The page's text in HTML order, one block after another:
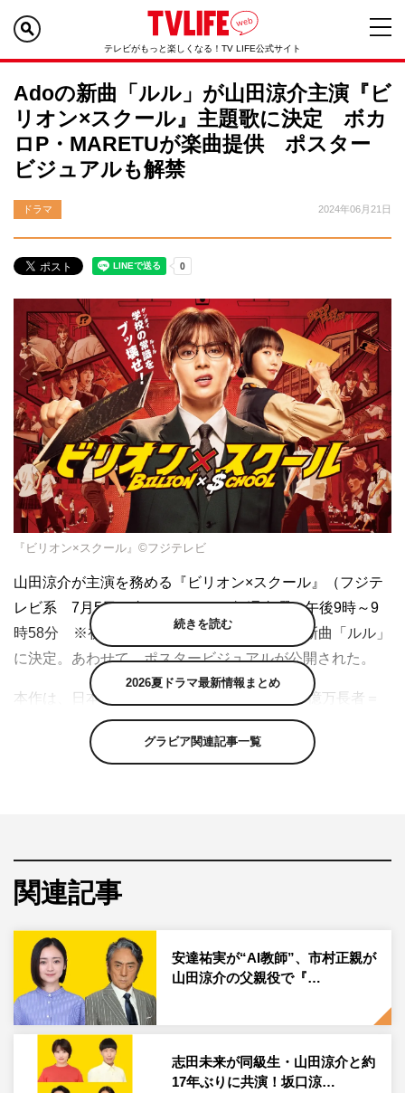
テレビがもっと楽しくなる！TV LIFE公式サイト
Adoの新曲「ルル」が山田涼介主演『ビ
リオン×スクール』主題歌に決定 ボカ
ロP・MARETUが楽曲提供 ポスター
ビジュアルも解禁
ドラマ 2024年06月21日
『ビリオン×スクール』©フジテレビ
山田涼介が主演を務める『ビリオン×スクール』（フジテ
レビ系 7月5日（金）スタート 毎週金曜 午後9時～9
時58分 ※初回15分拡大）の主題歌がAdoの新曲「ルル」
に決定。あわせて、ポスタービジュアルが公開された。
本作は、日本一の財閥系企業のトップであり“億万長者＝
ビリオネア”の主人公・加賀美零（山田）が、身分を隠し
て学校の教師となり、さまざまな問題に直面しながらも生
盾だらけの世の中のルールに反旗をひるがえすという内容
の楽曲。肉厚でハードなメロディーに、多重人格的にギア
うドラマの世界観にマッチした主題歌となっている。
Adoは、2020年に「うっせぇわ」でメジャーデビューを果
たし、たちまち社会現象となり話題に。その後も「踊」や
「新時代」「唱」など、数々のヒット曲を連発するAdo
が、「ルル」で初となるフジテレビ制作ドラマの主題歌を
担当する。なお、「ルル」はドラマ初回放送後の7月5日
続きを読む
2026夏ドラマ最新情報まとめ
グラビア関連記事一覧
関連記事
安達祐実が“AI教師”、市村正親が
山田涼介の父親役で『…
志田未来が同級生・山田涼介と約
17年ぶりに共演！坂口涼…